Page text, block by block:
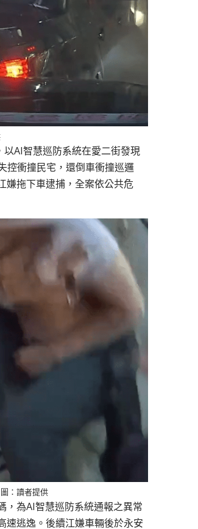
AI智慧巡防系統在愛二街發現
控衝撞民宅，還倒車衝撞巡邏
嫌拖下車逮捕，全案依公共危
：讀者提供
，為AI智慧巡防系統通報之異常
速逃逸。後續江嫌車輛後於永安